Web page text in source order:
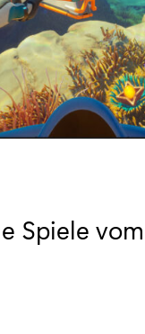
Spiele vom